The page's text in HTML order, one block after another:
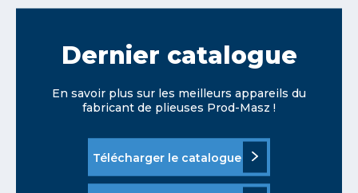
Dernier catalogue
En savoir plus sur les meilleurs appareils du
fabricant de plieuses Prod-Masz !
Télécharger le catalogue